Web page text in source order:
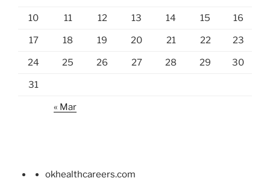
10 11 12 13 14 15 16
17 18 19 20 21 22 23
24 25 26 27 28 29 30
31
« Mar
okhealthcareers.com